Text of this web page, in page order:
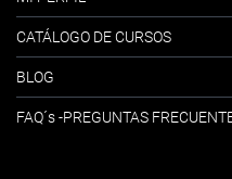
CATÁLOGO DE CURSOS
BLOG
FAQ´s -PREGUNTAS